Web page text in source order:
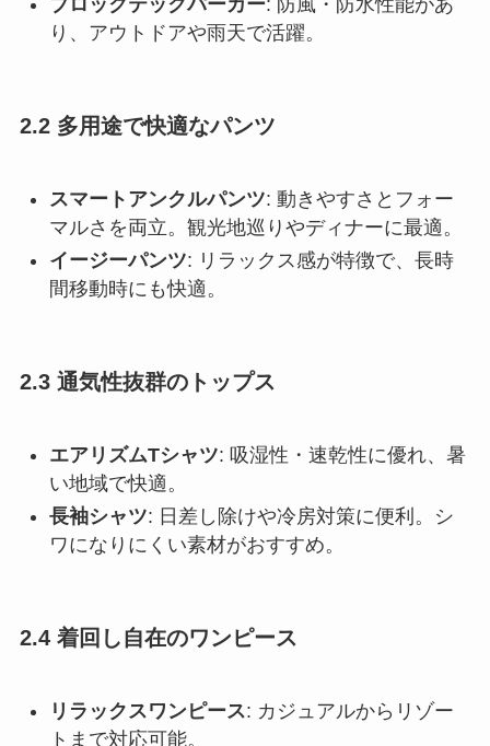
ブロックテックパーカー: 防風・防水性能があ
り、アウトドアや雨天で活躍。
2.2 多用途で快適なパンツ
スマートアンクルパンツ: 動きやすさとフォー
マルさを両立。観光地巡りやディナーに最適。
イージーパンツ: リラックス感が特徴で、長時
間移動時にも快適。
2.3 通気性抜群のトップス
エアリズムTシャツ: 吸湿性・速乾性に優れ、暑
い地域で快適。
長袖シャツ: 日差し除けや冷房対策に便利。シ
ワになりにくい素材がおすすめ。
2.4 着回し自在のワンピース
リラックスワンピース: カジュアルからリゾー
トまで対応可能。